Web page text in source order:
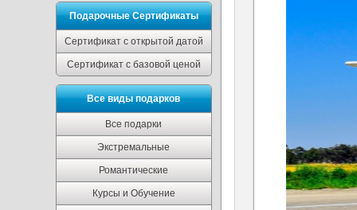
Подарочные Сертификаты
Сертификат с открытой датой
Сертификат с базовой ценой
Все виды подарков
Все подарки
Экстремальные
Романтические
Курсы и Обучение